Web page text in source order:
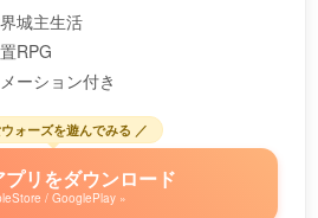
城主生活
RPG
ーション付き
ォーズを遊んでみる ／
リをダウンロード
/ GooglePlay »